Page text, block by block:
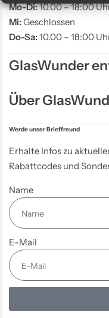
Mo-Di:10.00 – 18:00
Mi:Geschlossen
Do-Sa:10.00 – 18:00
GlasWunder
Über
Werde unser Brieffreund
Erhalte Infos zu
Rabattcodes und
Name
E-Mail